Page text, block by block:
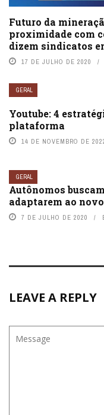
Futuro da
proximidade com
dizem sindicatos
17 DE JULHO DE 2020
GERAL
Youtube: 4
plataforma
14 DE NOVEMBRO DE
GERAL
Autônomos
adaptarem ao
7 DE JULHO DE 2020
LEAVE A REPLY